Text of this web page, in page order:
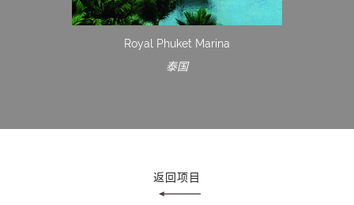
Royal Phuket Marina
泰国
返回项目